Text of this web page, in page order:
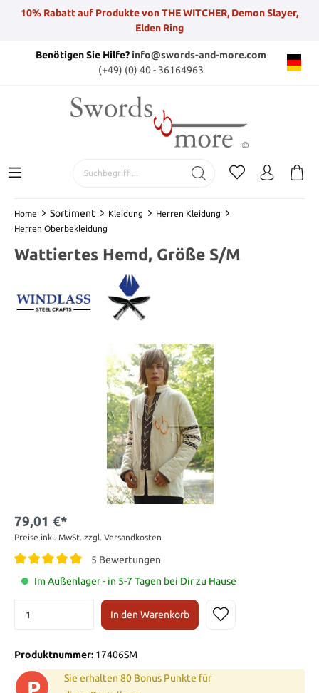
10% Rabatt auf Produkte von THE WITCHER, Demon Slayer,
Elden Ring
Benötigen Sie Hilfe?info@swords-and-more.com
(+49) (0) 40 - 36164963
Home Sortiment Kleidung
Herren Kleidung
Herren Oberbekleidung
Wattiertes Hemd, Größe S/M
79,01 €*
Preise inkl. MwSt. zzgl. Versandkosten
5 Bewertungen
Im Außenlager - in 5-7 Tagen bei Dir zu Hause
In den Warenkorb
Produktnummer: 17406SM
Sie erhalten 80 Bonus Punkte für